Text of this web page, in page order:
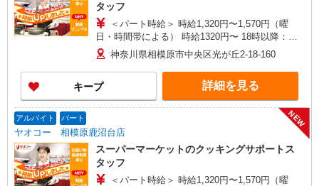
タッフ
＜パート時給＞ 時給1,320円〜1,570円（曜
日・時間帯による） 時給1320円〜 18時以降：時
給1470円〜 ★土曜＋100円 ★日・祝＋100円 ※ア
ルバイトさんの時給や募集内容はお問い合わせく
ださい
神奈川県相模原市中央区光が丘2-18-160
キープ 詳細を見る
アルバイト パート
ヤオコー 相模原鹿沼台店
NEW
スーパーマーケットのクッキングサポートス
タッフ
＜パート時給＞ 時給1,320円〜1,570円（曜